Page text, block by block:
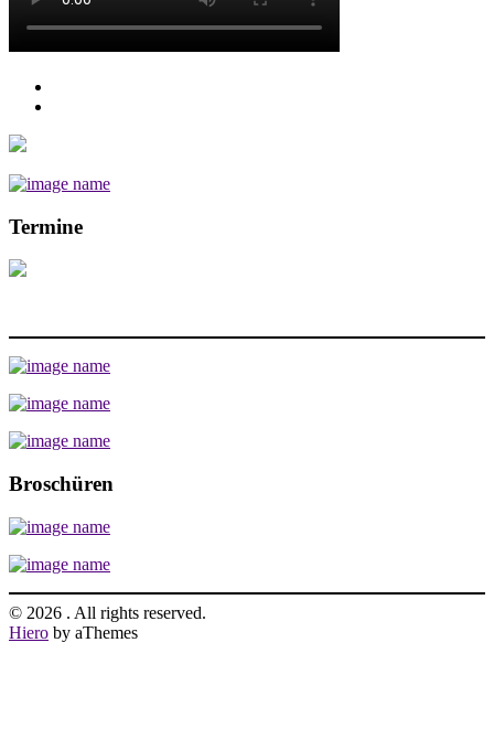
Termine
Broschüren
© 2026 . All rights reserved.
Hiero by aThemes